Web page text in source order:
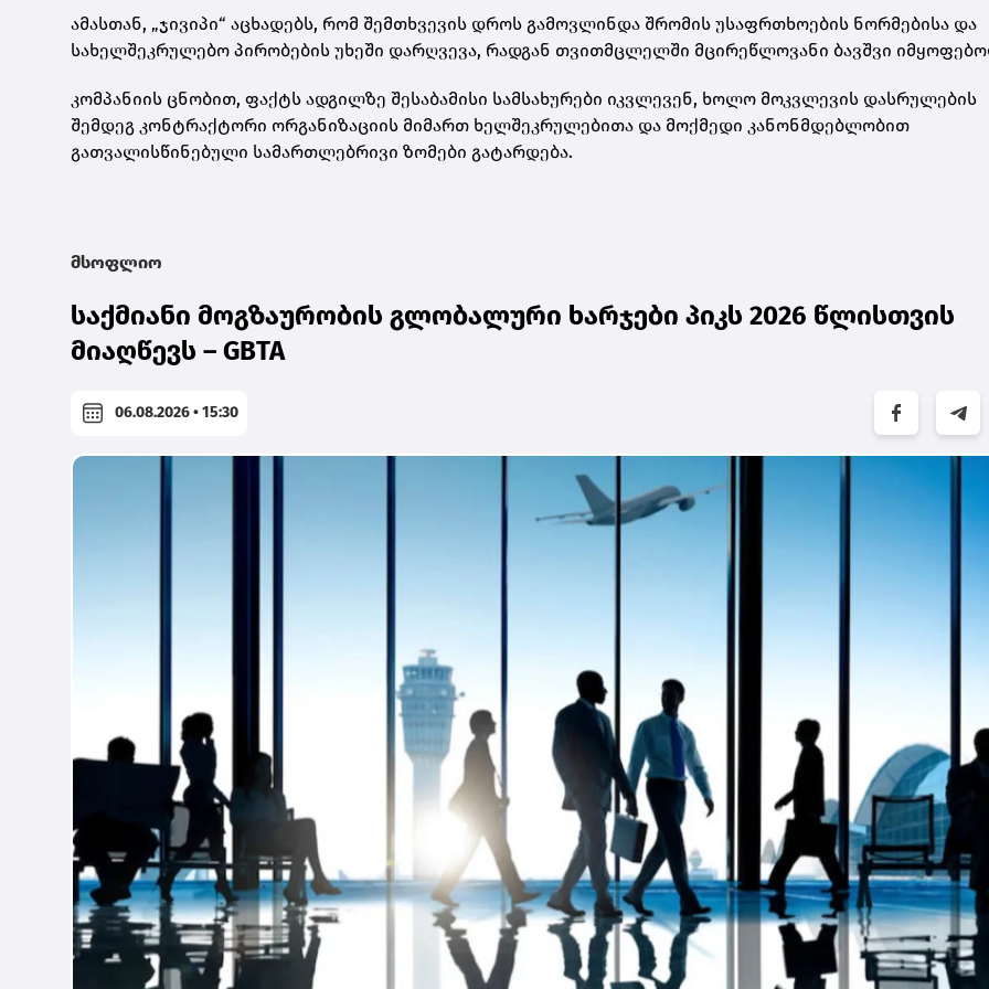
ამასთან, „ჯივიპი“ აცხადებს, რომ შემთხვევის დროს გამოვლინდა შრომის უსაფრთხოების ნორმებისა და
სახელშეკრულებო პირობების უხეში დარღვევა, რადგან თვითმცლელში მცირეწლოვანი ბავშვი
კომპანიის ცნობით, ფაქტს ადგილზე შესაბამისი სამსახურები იკვლევენ, ხოლო მოკვლევის დასრულების
შემდეგ კონტრაქტორი ორგანიზაციის მიმართ ხელშეკრულებითა და მოქმედი კანონმდებლობით
გათვალისწინებული სამართლებრივი ზომები გატარდება.
მსოფლიო
საქმიანი მოგზაურობის გლობალური ხარჯები პიკს 2026 წლისთვის
მიაღწევს – GBTA
06.08.2026 • 15:30